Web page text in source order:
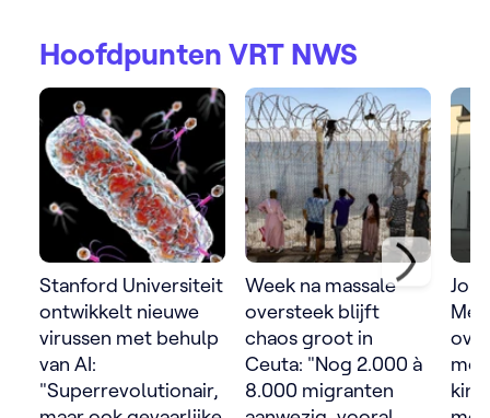
Hoofdpunten VRT NWS
Stanford Universiteit
ontwikkelt nieuwe
virussen met behulp
van AI:
"Superrevolutionair,
Week na massale
oversteek blijft
chaos groot in
Ceuta: "Nog 2.000 à
8.000 migranten